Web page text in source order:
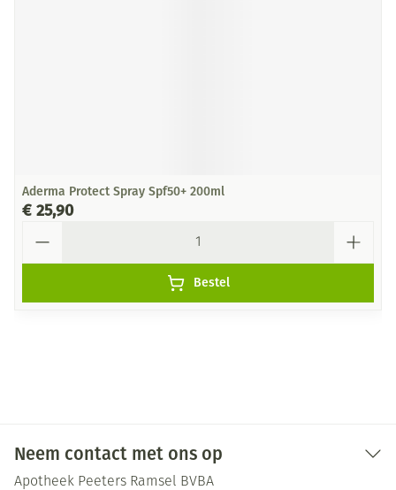
Aderma Protect Spray Spf50+ 200ml
€ 25,90
Bestel
Neem contact met ons op
Apotheek Peeters Ramsel BVBA